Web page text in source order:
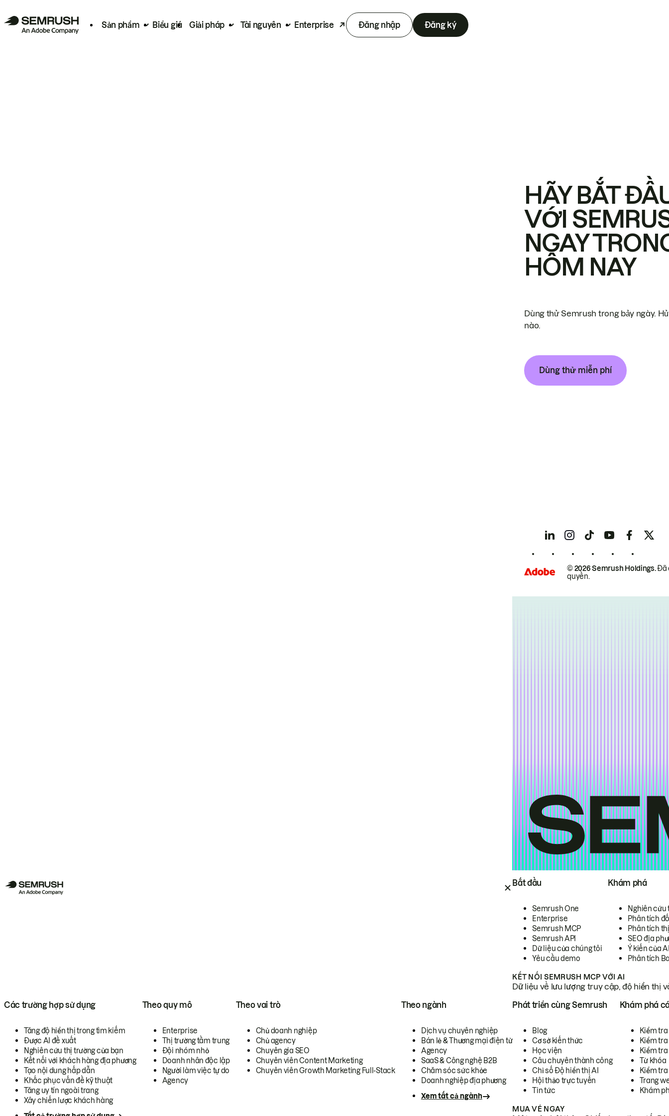
Sản phẩm Biểu giá Giải pháp Tài nguyên Enterprise Đăng nhập Đăng ký
Bắt đầu
Semrush One
Enterprise
Semrush MCP
Semrush API
Dữ liệu của chúng tôi
Yêu cầu demo
Khám phá
Nghiên cứu
Phân tích
Phân tích
SEO địa
Ý kiến của
Phân tích
KẾT NỐI SEMRUSH MCP VỚI AI
Dữ liệu về lưu lượng truy cập, độ hiển thị
Các trường hợp sử dụng
Tăng độ hiển thị trong tìm kiếm
Được AI đề xuất
Nghiên cứu thị trường của bạn
Kết nối với khách hàng địa phương
Tạo nội dung hấp dẫn
Khắc phục vấn đề kỹ thuật
Tăng uy tín ngoài trang
Xây chiến lược khách hàng
Theo quy mô
Enterprise
Thị trường tầm trung
Đội nhóm nhỏ
Doanh nhân độc lập
Người làm việc tự do
Agency
Theo vai trò
Chủ doanh nghiệp
Chủ agency
Chuyên gia SEO
Chuyên viên Content Marketing
Chuyên viên Growth Marketing Full-Stack
Theo ngành
Dịch vụ chuyên nghiệp
Bán lẻ & Thương mại điện tử
Agency
SaaS & Công nghệ B2B
Chăm sóc sức khỏe
Doanh nghiệp địa phương
Xem tất cả ngành
Phát triển cùng Semrush
Blog
Cơ sở kiến thức
Học viện
Câu chuyên thành công
Chỉ số Độ hiển thị AI
Hội thảo trực tuyến
Tin tức
Khám phá
Kiểm
Kiểm tra
Kiểm
Từ khóa
Kiểm
Trang
Khám
MUA VÉ NGAY
HÃY BẮT
VỚI
NGAY
HÔM NAY
Dùng thử Semrush trong bảy ngày.
nào.
Dùng thử miễn phí
© 2026 Semrush Holdings.Đã
quyền.